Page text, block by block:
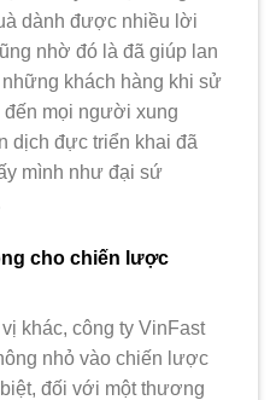
dành được nhiều lời
nhờ đó là đã giúp lan
khách hàng khi sử
đến mọi người xung
dịch đực triển khai đã
mình như đại sứ
cho chiến lược
khác, công ty VinFast
nhỏ vào chiến lược
đối với một thương